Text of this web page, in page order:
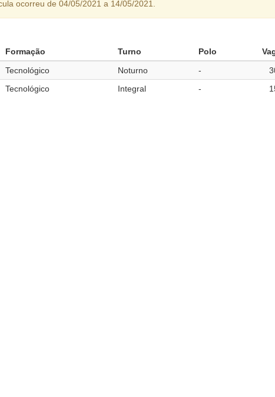
ocorreu de 04/05/2021 a 14/05/2021.
Formação Turno Polo
Tecnológico Noturno -
Tecnológico Integral -